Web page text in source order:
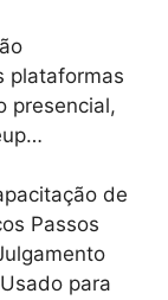
plataformas
presencial,
de
Passos
para